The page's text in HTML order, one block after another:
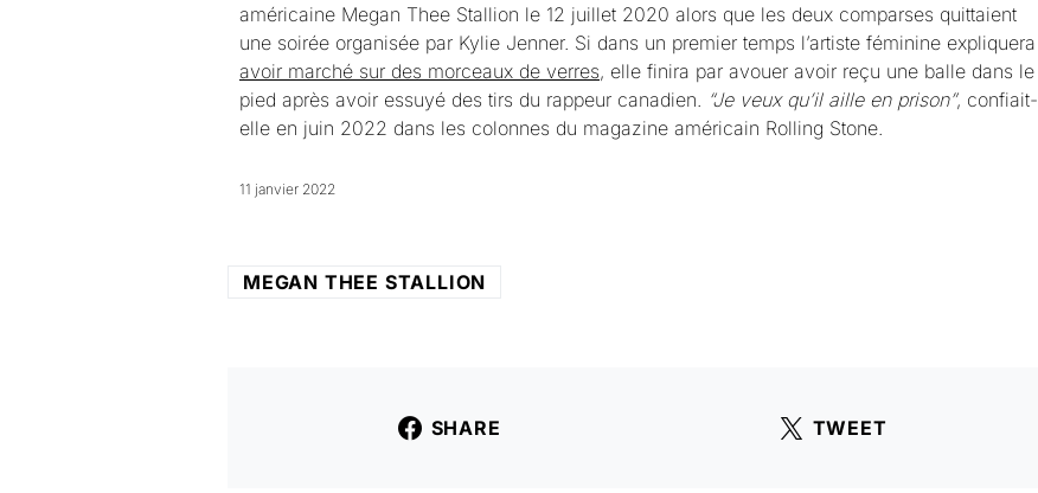
américaine Megan Thee Stallion le 12 juillet 2020 alors que les deux comparses quittaient
une soirée organisée par Kylie Jenner. Si dans un premier temps l’artiste féminine expliquera
avoir marché sur des morceaux de verres, elle finira par avouer avoir reçu une balle dans le
pied après avoir essuyé des tirs du rappeur canadien.
“Je veux qu’il aille en prison”, confiait-
elle en juin 2022 dans les colonnes du magazine américain Rolling Stone.
11 janvier 2022
MEGAN THEE STALLION
SHARE TWEET